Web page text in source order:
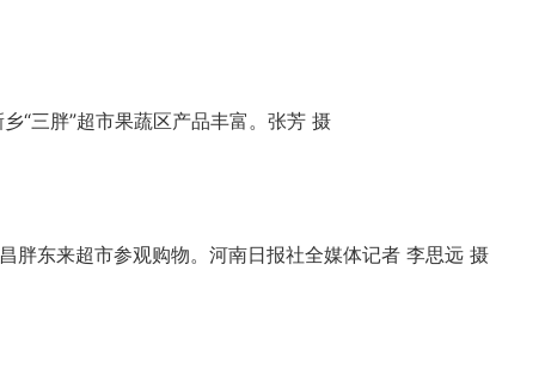
乡“三胖”超市果蔬区产品丰富。张芳 摄
胖东来超市参观购物。河南日报社全媒体记者 李思远 摄